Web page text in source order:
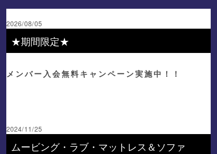
2026/08/05
★期間限定★
メンバー入会無料キャンペーン実施中！！
2024/11/25
ムービング・ラブ・マットレス＆ソファ